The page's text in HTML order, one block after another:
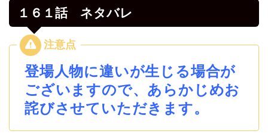
１６１話 ネタバレ
登場人物に違いが生じる場合が
ございますので、あらかじめお
詫びさせていただきます。